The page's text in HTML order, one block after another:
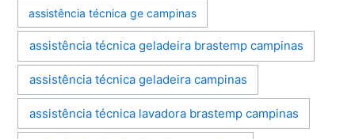
assistência técnica ge campinas
assistência técnica geladeira brastemp campinas
assistência técnica geladeira campinas
assistência técnica lavadora brastemp campinas